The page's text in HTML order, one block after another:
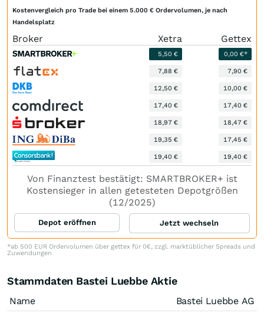
Kostenvergleich pro Trade bei einem 5.000 € Ordervolumen, je nach
Handelsplatz
Broker Xetra Gettex
5,50 € 0,00 €*
7,88 € 7,90 €
12,50 € 10,00 €
17,40 € 17,40 €
18,97 € 18,47 €
19,35 € 17,45 €
19,40 € 19,40 €
Von Finanztest bestätigt: SMARTBROKER+ ist
Kostensieger in allen getesteten Depotgrößen
(12/2025)
Depot eröffnen Jetzt wechseln
*ab 500 EUR Ordervolumen über gettex für 0€, zzgl. marktüblicher Spreads und
Zuwendungen
Stammdaten Bastei Luebbe Aktie
Name
Bastei Luebbe AG